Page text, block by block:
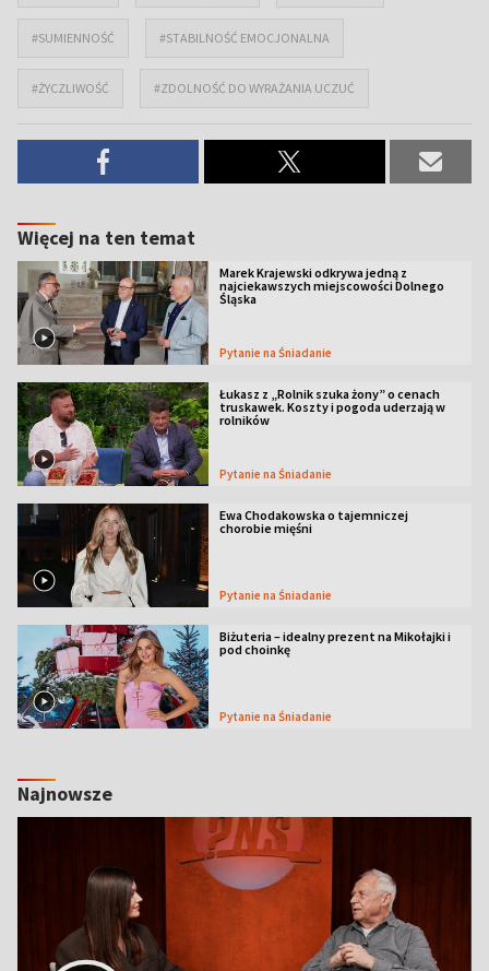
#SUMIENNOŚĆ #STABILNOŚĆ EMOCJONALNA
#ŻYCZLIWOŚĆ #ZDOLNOŚĆ DO WYRAŻANIA UCZUĆ
Więcej na ten temat
Marek Krajewski odkrywa jedną z
najciekawszych miejscowości Dolnego
Śląska
Pytanie na Śniadanie
Łukasz z „Rolnik szuka żony” o cenach
truskawek. Koszty i pogoda uderzają w
rolników
Pytanie na Śniadanie
Ewa Chodakowska o tajemniczej
chorobie mięśni
Pytanie na Śniadanie
Biżuteria – idealny prezent na Mikołajki i
pod choinkę
Pytanie na Śniadanie
Najnowsze